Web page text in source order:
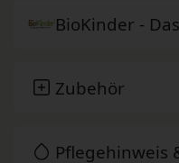
BioKinder -
Zubehör
Pflegehinweis